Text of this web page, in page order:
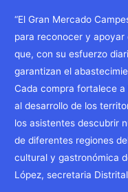
“El Gran Mercado
para reconocer y
que, con su esfuerzo
garantizan el
Cada compra fortalece
al desarrollo de los
los asistentes descubrir
de diferentes regiones
cultural y gastronómica
López, secretaria